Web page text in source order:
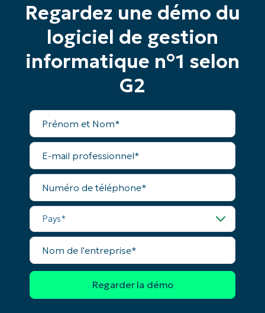
Regardez une démo du
logiciel de gestion
informatique n°1 selon
G2
Prénom
Nom*
E-
mail
professionnel*
Numéro
téléphone*
Pays*
Nom
l'entreprise*